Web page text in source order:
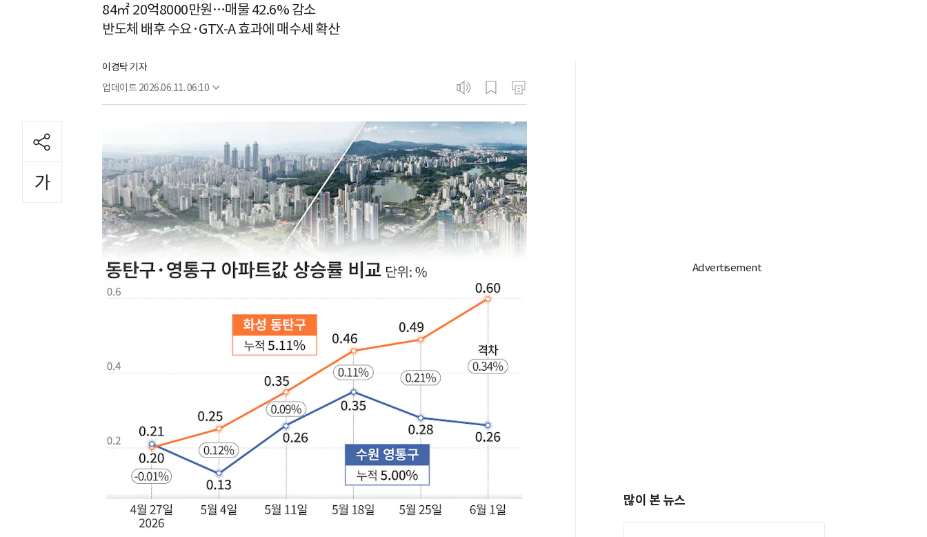
84㎡ 20억8000만원…매물 42.6% 감소
반도체 배후 수요·GTX-A 효과에 매수세 확산
이경탁 기자
업데이트 2026.06.11. 06:10
많이 본 뉴스